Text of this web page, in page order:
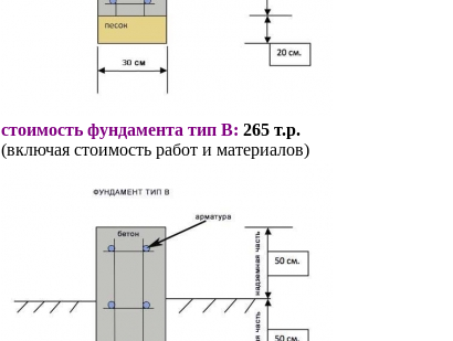
стоимость фундамента тип В: 265 т.р.
(включая стоимость работ и материалов)